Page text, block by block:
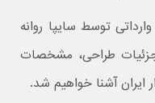
وارداتی توسط سایپا روانه
جزئیات طراحی، مشخصات
ایران آشنا خواهیم شد.